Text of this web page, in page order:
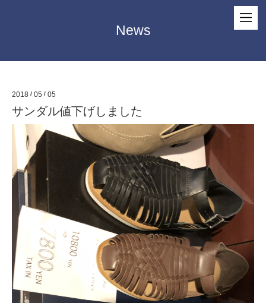
News
2018 / 05 / 05
サンダル値下げしました